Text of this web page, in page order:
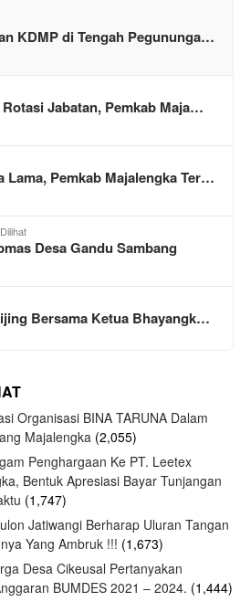
KDMP di Tengah Pegununga…
Jabatan, Pemkab Maja…
Lama, Pemkab Majalengka Ter…
Desa Gandu Sambang
Bersama Ketua Bhayangk…
Organisasi BINA TARUNA Dalam
Majalengka (2,055)
Penghargaan Ke PT. Leetex
Bentuk Apresiasi Bayar Tunjangan
(1,747)
Jatiwangi Berharap Uluran Tangan
Yang Ambruk !!! (1,673)
Desa Cikeusal Pertanyakan
BUMDES 2021 – 2024. (1,444)